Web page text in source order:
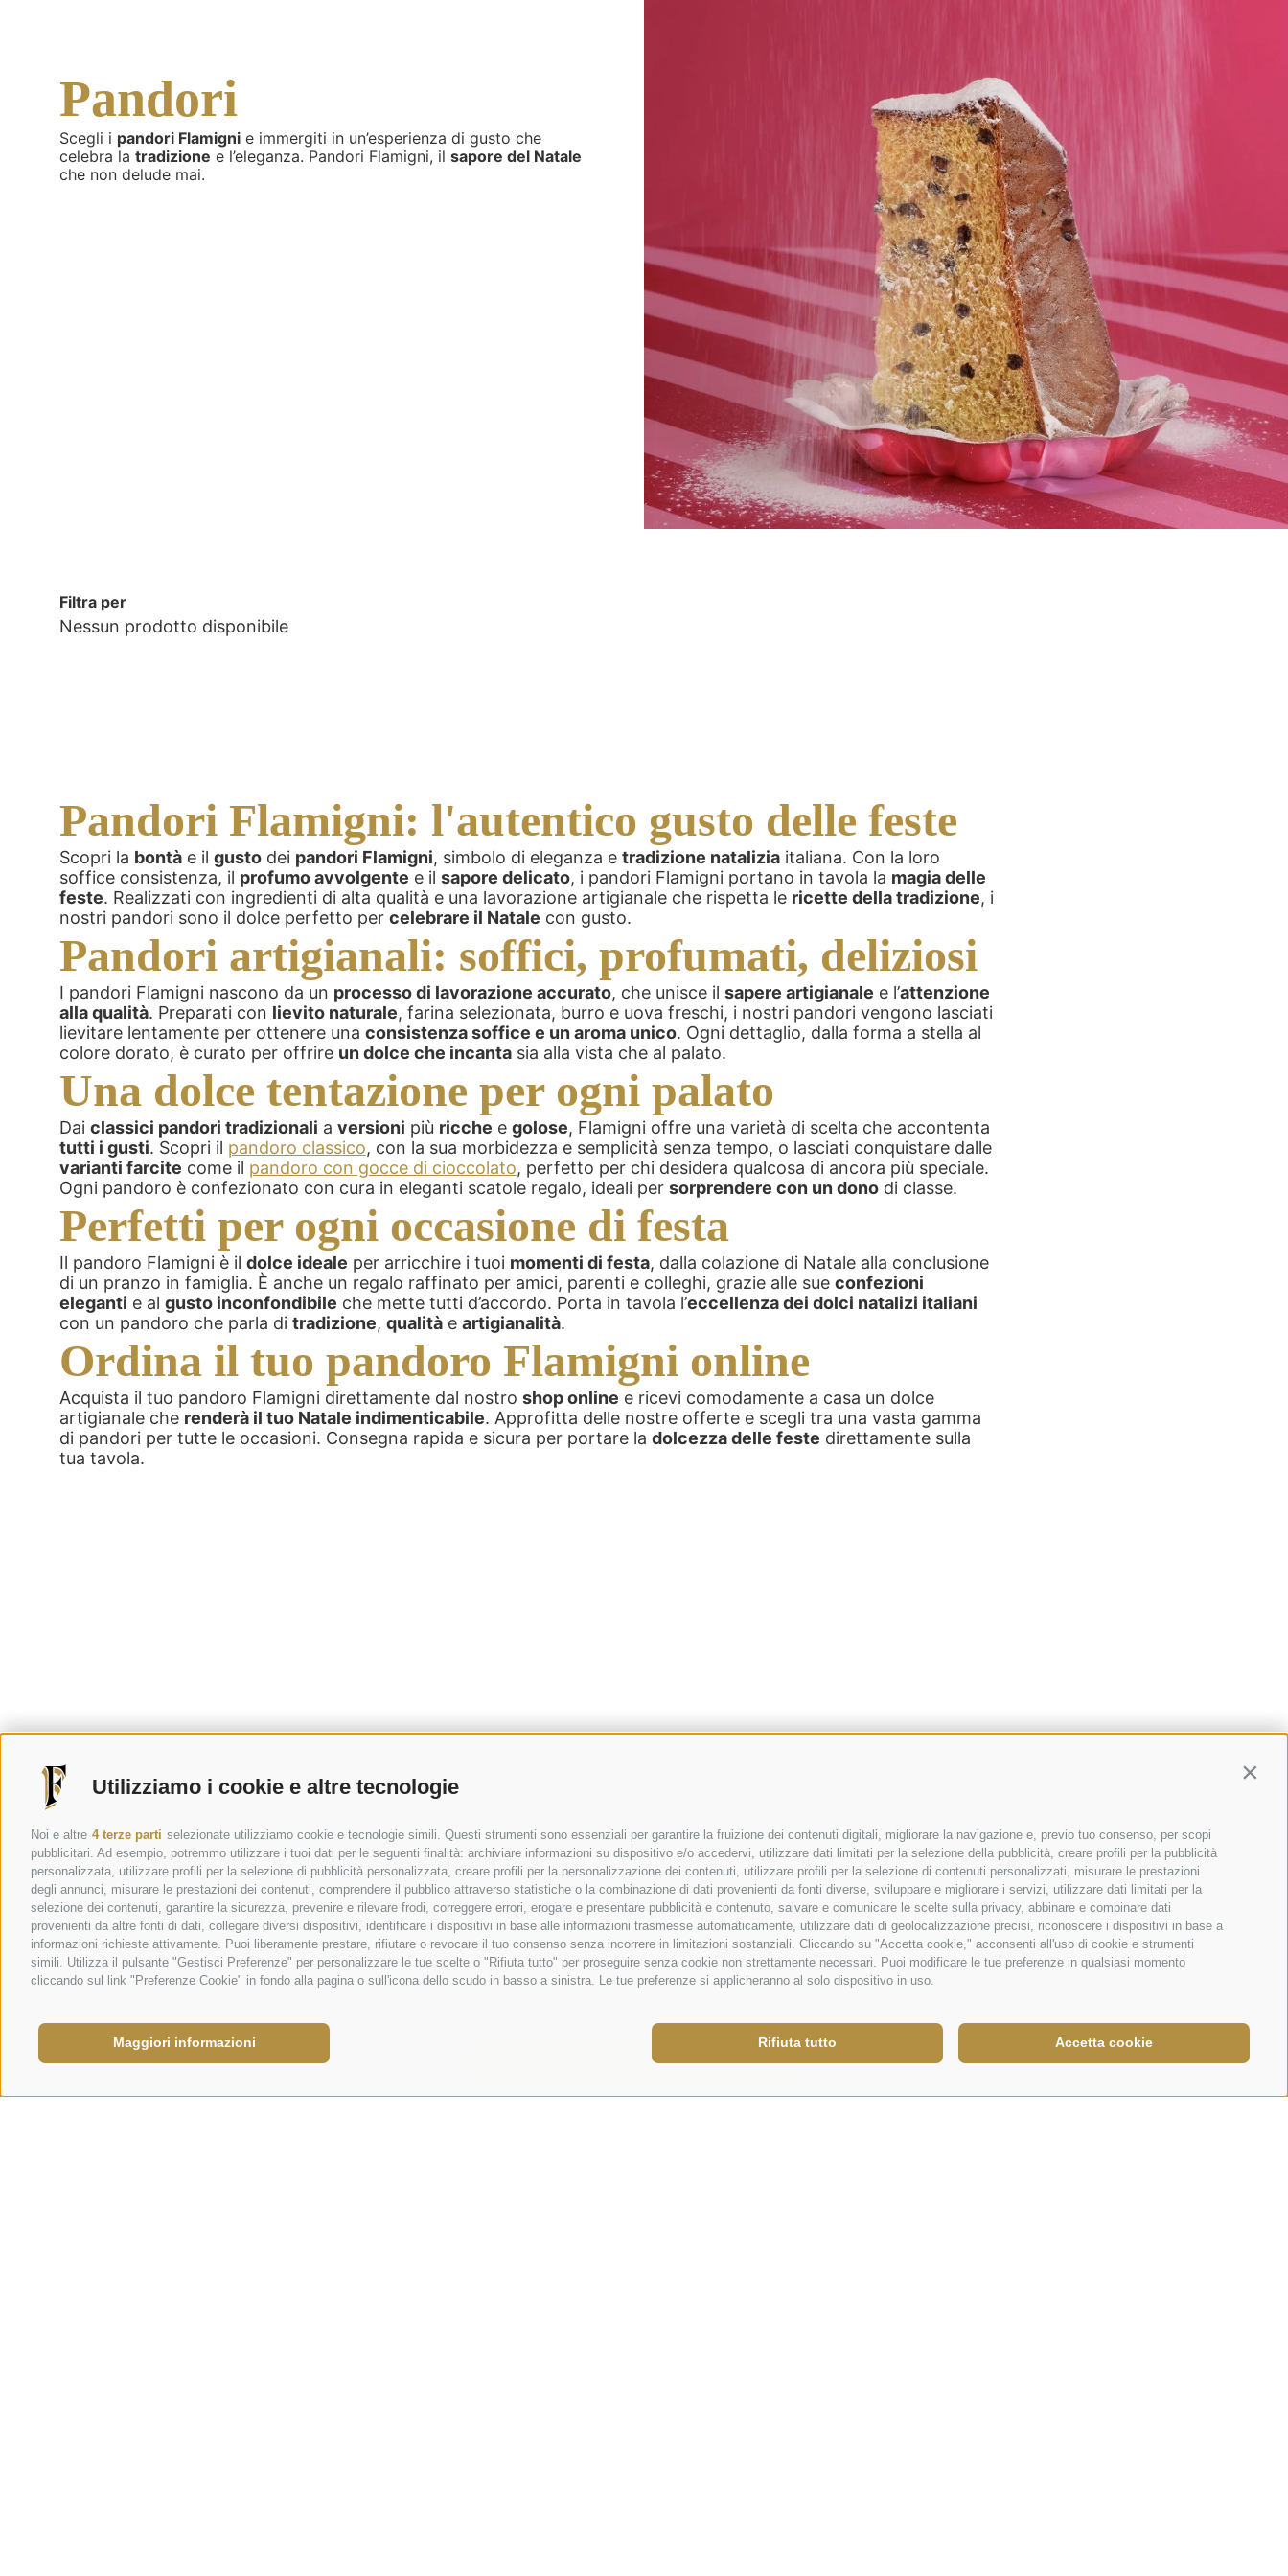
Utilizziamo i cookie e altre tecnologie
Noi e altre 4 terze parti selezionate utilizziamo cookie e tecnologie simili. Questi strumenti sono essenziali per garantire la fruizione dei contenuti digitali, migliorare la navigazione e, previo tuo consenso, per scopi
pubblicitari. Ad esempio, potremmo utilizzare i tuoi dati per le seguenti finalità: archiviare informazioni su dispositivo e/o accedervi, utilizzare dati limitati per la selezione della pubblicità, creare profili per la pubblicità
personalizzata, utilizzare profili per la selezione di pubblicità personalizzata, creare profili per la personalizzazione dei contenuti, utilizzare profili per la selezione di contenuti personalizzati, misurare le prestazioni
degli annunci, misurare le prestazioni dei contenuti, comprendere il pubblico attraverso statistiche o la combinazione di dati provenienti da fonti diverse, sviluppare e migliorare i servizi, utilizzare dati limitati per la
selezione dei contenuti, garantire la sicurezza, prevenire e rilevare frodi, correggere errori, erogare e presentare pubblicità e contenuto, salvare e comunicare le scelte sulla privacy, abbinare e combinare dati
provenienti da altre fonti di dati, collegare diversi dispositivi, identificare i dispositivi in base alle informazioni trasmesse automaticamente, utilizzare dati di geolocalizzazione precisi, riconoscere i dispositivi in base a
informazioni richieste attivamente. Puoi liberamente prestare, rifiutare o revocare il tuo consenso senza incorrere in limitazioni sostanziali. Cliccando su "Accetta cookie," acconsenti all'uso di cookie e strumenti
simili. Utilizza il pulsante "Gestisci Preferenze" per personalizzare le tue scelte o "Rifiuta tutto" per proseguire senza cookie non strettamente necessari. Puoi modificare le tue preferenze in qualsiasi momento
cliccando sul link "Preferenze Cookie" in fondo alla pagina o sull'icona dello scudo in basso a sinistra. Le tue preferenze si applicheranno al solo dispositivo in uso.
Accetta cookie
Rifiuta tutto
Maggiori informazioni
Pandori
Scegli i pandori Flamignie immergiti in un’esperienza di gusto che
celebra la tradizione e l’eleganza. Pandori Flamigni, il sapore del Natale
che non delude mai.
Filtra per
Nessun prodotto disponibile
Pandori Flamigni: l'autentico gusto delle feste
Scopri la bontàe il gustodei pandori Flamigni, simbolo di eleganza e tradizione nataliziaitaliana. Con la loro
soffice consistenza, il profumo avvolgente e il sapore delicato, i pandori Flamigni portano in tavola la magia delle
feste. Realizzati con ingredienti di alta qualità e una lavorazione artigianale che rispetta le ricette della tradizione, i
nostri pandori sono il dolce perfetto per celebrare il Natale con gusto.
Pandori artigianali: soffici, profumati, deliziosi
I pandori Flamigni nascono da un processo di lavorazione accurato, che unisce il sapere artigianale e l’attenzione
alla qualità. Preparati con lievito naturale, farina selezionata, burro e uova freschi, i nostri pandori vengono lasciati
lievitare lentamente per ottenere una consistenza soffice e un aroma unico. Ogni dettaglio, dalla forma a stella al
colore dorato, è curato per offrire un dolce che incantasia alla vista che al palato.
Una dolce tentazione per ogni palato
Dai classici pandori tradizionali a versioni più ricche e golose, Flamigni offre una varietà di scelta che accontenta
tutti i gusti. Scopri il pandoro classico, con la sua morbidezza e semplicità senza tempo, o lasciati conquistare dalle
varianti farcite come il pandoro con gocce di cioccolato, perfetto per chi desidera qualcosa di ancora più speciale.
Ogni pandoro è confezionato con cura in eleganti scatole regalo, ideali per sorprendere con un donodi classe.
Perfetti per ogni occasione di festa
Il pandoro Flamigni è il dolce ideale per arricchire i tuoi momenti di festa, dalla colazione di Natale alla conclusione
di un pranzo in famiglia. È anche un regalo raffinato per amici, parenti e colleghi, grazie alle sue confezioni
eleganti e al gusto inconfondibile che mette tutti d’accordo. Porta in tavola l’eccellenza dei dolci natalizi italiani
con un pandoro che parla di tradizione, qualitàe artigianalità.
Ordina il tuo pandoro Flamigni online
Acquista il tuo pandoro Flamigni direttamente dal nostro shop online e ricevi comodamente a casa un dolce
artigianale che renderà il tuo Natale indimenticabile. Approfitta delle nostre offerte e scegli tra una vasta gamma
di pandori per tutte le occasioni. Consegna rapida e sicura per portare la dolcezza delle feste direttamente sulla
tua tavola.